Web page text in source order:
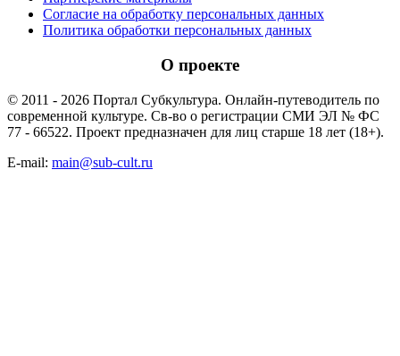
Согласие на обработку персональных данных
Политика обработки персональных данных
О проекте
© 2011 - 2026 Портал Субкультура. Онлайн-путеводитель по
современной культуре. Св-во о регистрации СМИ ЭЛ № ФС
77 - 66522. Проект предназначен для лиц старше 18 лет (18+).
E-mail: main@sub-cult.ru